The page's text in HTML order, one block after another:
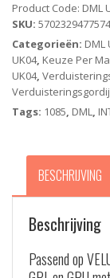
-
Beige
(Op
Netstroom)
-
White
Line
Product Code: DML
SKU: 5702329477574
Categorieën: DML
UK04, Keuze Per
UK04,
Tags: 1085, DML,
BESCHRIJVING
Beschrijving
Passend op